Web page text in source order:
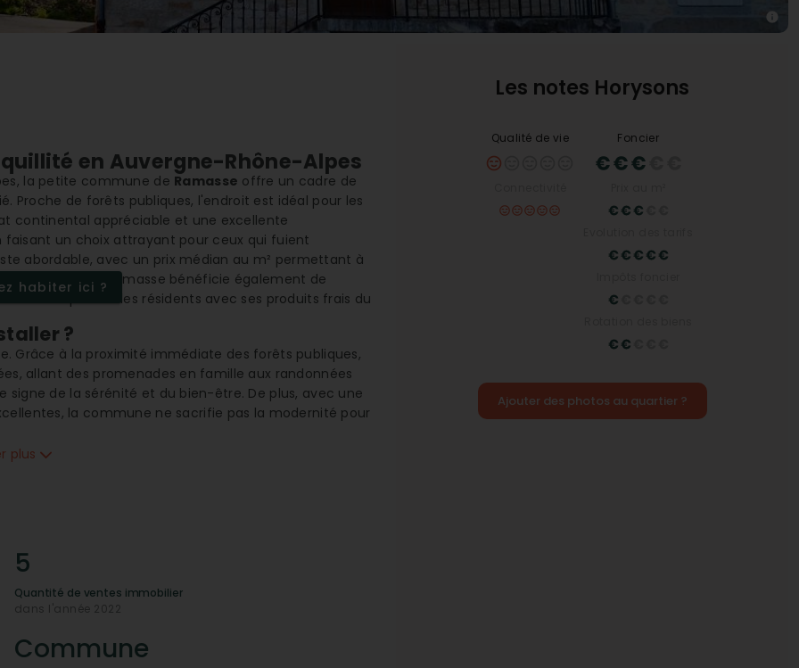
en Auvergne-Rhône-Alpes
la petite commune de Ramasse offre un cadre de
Proche de forêts publiques, l'endroit est idéal pour les
continental appréciable et une excellente
faisant un choix attrayant pour ceux qui fuient
abordable, avec un prix médian au m² permettant à
de Ramasse bénéficie également de
locale qui ravit les résidents avec ses produits frais du
habiter ici ?
?
Grâce à la proximité immédiate des forêts publiques,
allant des promenades en famille aux randonnées
de la sérénité et du bien-être. De plus, avec une
la commune ne sacrifie pas la modernité pour
à Ramasse ?
acheteurs que pour les investisseurs. Les prix sont
rentable à long terme. Les loyers restent
logements, qu'il s'agisse d'appartements ou de
plus
5
Quantité de ventes immobilier
dans l'année 2022
Commune
Les notes Horysons
Qualité de vie Foncier
Ajouter des photos au quartier ?